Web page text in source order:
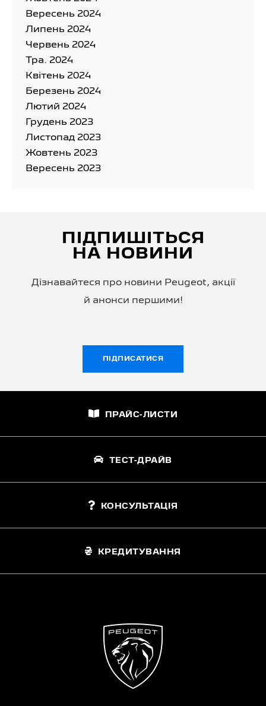
Вересень 2024
Липень 2024
Червень 2024
Тра. 2024
Квітень 2024
Березень 2024
Лютий 2024
Грудень 2023
Листопад 2023
Жовтень 2023
Вересень 2023
ПІДПИШІТЬСЯ
НА НОВИНИ
Дізнавайтеся про новини Peugeot, акції
й анонси першими!
ПІДПИСАТИСЯ
ПРАЙС-ЛИСТИ
ТЕСТ-ДРАЙВ
КОНСУЛЬТАЦІЯ
КРЕДИТУВАННЯ